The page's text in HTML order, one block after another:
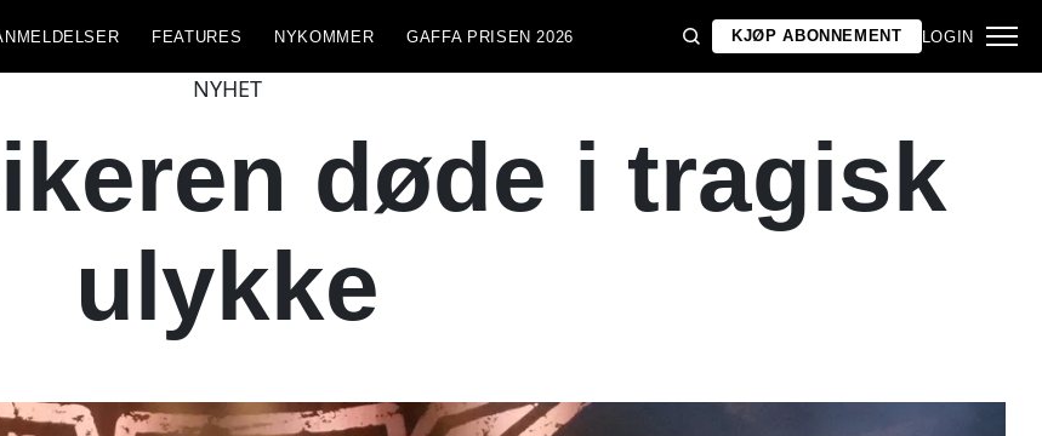
FEATURES NYKOMMER GAFFA PRISEN 2026 KJØP ABONNEMENT LOGIN
NYHET
døde i tragisk
ulykke